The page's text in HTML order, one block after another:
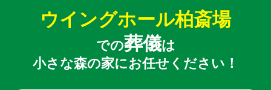
ウイングホール柏斎場
での葬儀は
小さな森の家にお任せください！